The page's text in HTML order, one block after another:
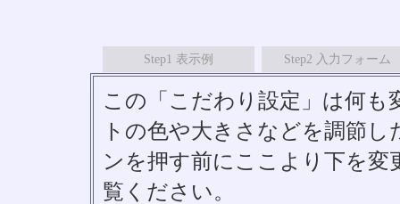
Step1 表示例 Step2 入力フォーム
この「こだわり設定」は何
トの色や大きさなどを調節
ンを押す前にここより下を
覧ください。